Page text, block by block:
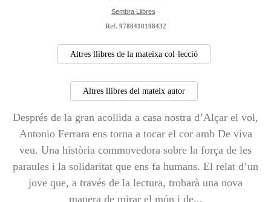
Sembra Llibres
Ref. 9788410198432
Altres llibres de la mateixa col·lecció
Altres llibres del mateix autor
Després de la gran acollida a casa nostra d’Alçar el vol,
Antonio Ferrara ens torna a tocar el cor amb De viva
veu. Una història commovedora sobre la força de les
paraules i la solidaritat que ens fa humans. El relat d’un
jove que, a través de la lectura, trobarà una nova
manera de mirar el món i de...